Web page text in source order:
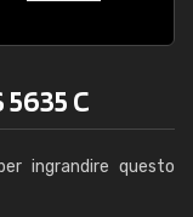
C
ingrandire questo